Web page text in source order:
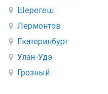
Шерегеш
Лермонтов
Екатеринбург
Улан-Удэ
Грозный